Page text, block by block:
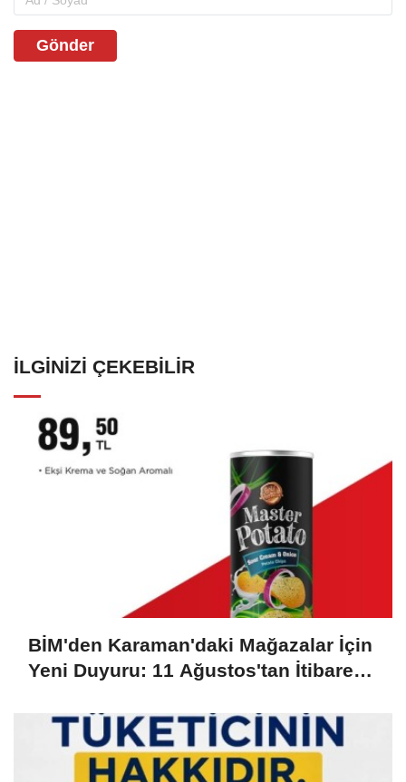
Gönder
İLGINIZI ÇEKEBILIR
BİM'den Karaman'daki Mağazalar İçin
Yeni Duyuru: 11 Ağustos'tan İtibaren